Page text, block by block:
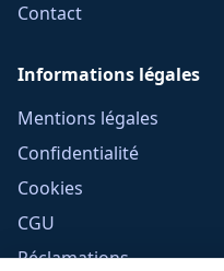
Contact
Informations légales
Mentions légales
Confidentialité
Cookies
CGU
Réclamations